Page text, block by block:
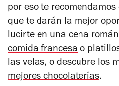
por eso te
que te darán la mejor
lucirte en una cena
comida francesa o
las velas, o descubre los
mejores chocolaterías.